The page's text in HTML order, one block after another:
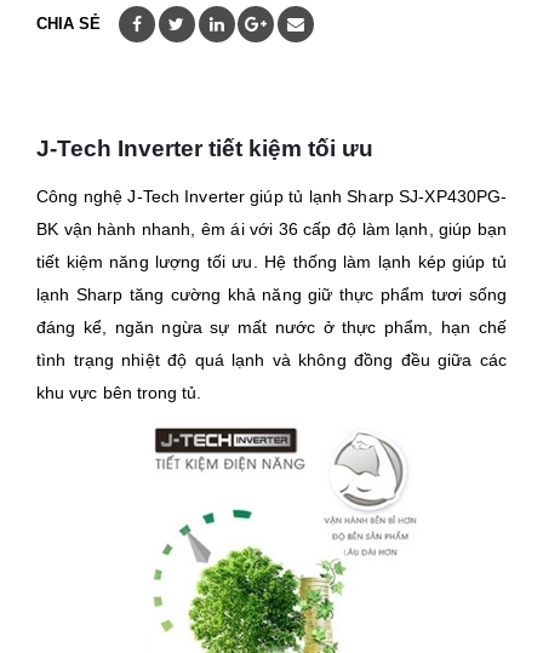
CHIA SẺ
J-Tech Inverter tiết kiệm tối ưu
Công nghệ J-Tech Inverter giúp tủ lạnh Sharp SJ-XP430PG-
BK vận hành nhanh, êm ái với 36 cấp độ làm lạnh, giúp bạn
tiết kiệm năng lượng tối ưu. Hệ thống làm lạnh kép giúp tủ
lạnh Sharp tăng cường khả năng giữ thực phẩm tươi sống
đáng kể, ngăn ngừa sự mất nước ở thực phẩm, hạn chế
tình trạng nhiệt độ quá lạnh và không đồng đều giữa các
khu vực bên trong tủ.